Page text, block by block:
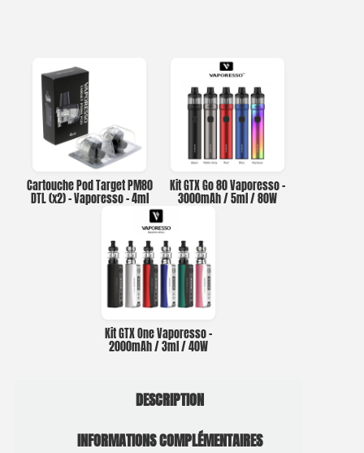
Cartouche Pod Target PM80
DTL (x2) – Vaporesso – 4ml
Kit GTX Go 80 Vaporesso –
3000mAh / 5ml / 80W
Kit GTX One Vaporesso –
2000mAh / 3ml / 40W
DESCRIPTION
INFORMATIONS COMPLÉMENTAIRES